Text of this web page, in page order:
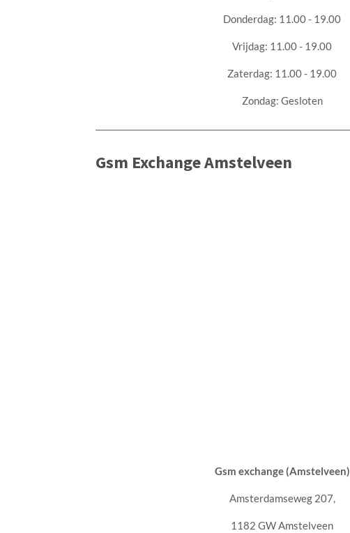
Donderdag: 11.00 - 19.00
Vrijdag: 11.00 - 19.00
Zaterdag: 11.00 - 19.00
Zondag: Gesloten
Gsm Exchange Amstelveen
Gsm exchange (Amstelveen)
Amsterdamseweg 207,
1182 GW Amstelveen